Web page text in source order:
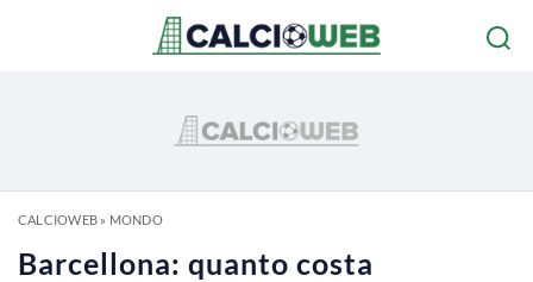
CALCIOWEB» MONDO
Barcellona: quanto costa